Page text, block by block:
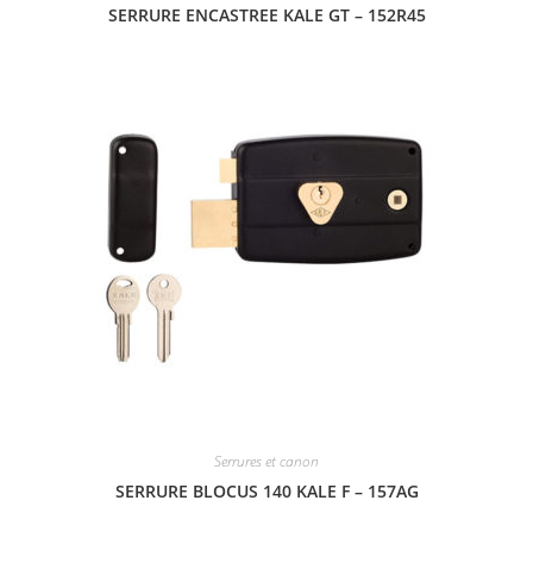
SERRURE ENCASTREE KALE GT – 152R45
Serrures et canon
SERRURE BLOCUS 140 KALE F – 157AG